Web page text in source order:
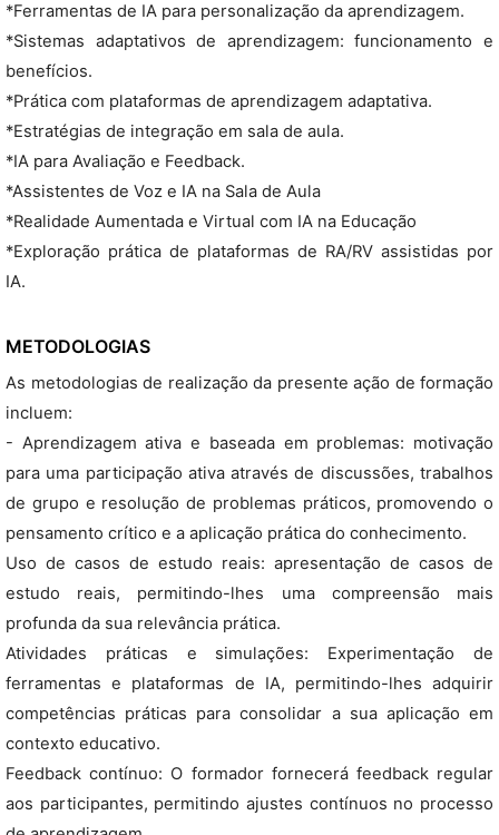
*Ferramentas de IA para personalização da aprendizagem.
*Sistemas adaptativos de aprendizagem: funcionamento e
benefícios.
*Prática com plataformas de aprendizagem adaptativa.
*Estratégias de integração em sala de aula.
*IA para Avaliação e Feedback.
*Assistentes de Voz e IA na Sala de Aula
*Realidade Aumentada e Virtual com IA na Educação
*Exploração prática de plataformas de RA/RV assistidas por
IA.
METODOLOGIAS
As metodologias de realização da presente ação de formação
incluem:
- Aprendizagem ativa e baseada em problemas: motivação
para uma participação ativa através de discussões, trabalhos
de grupo e resolução de problemas práticos, promovendo o
pensamento crítico e a aplicação prática do conhecimento.
Uso de casos de estudo reais: apresentação de casos de
estudo reais, permitindo-lhes uma compreensão mais
profunda da sua relevância prática.
Atividades práticas e simulações: Experimentação de
ferramentas e plataformas de IA, permitindo-lhes adquirir
competências práticas para consolidar a sua aplicação em
contexto educativo.
Feedback contínuo: O formador fornecerá feedback regular
aos participantes, permitindo ajustes contínuos no processo